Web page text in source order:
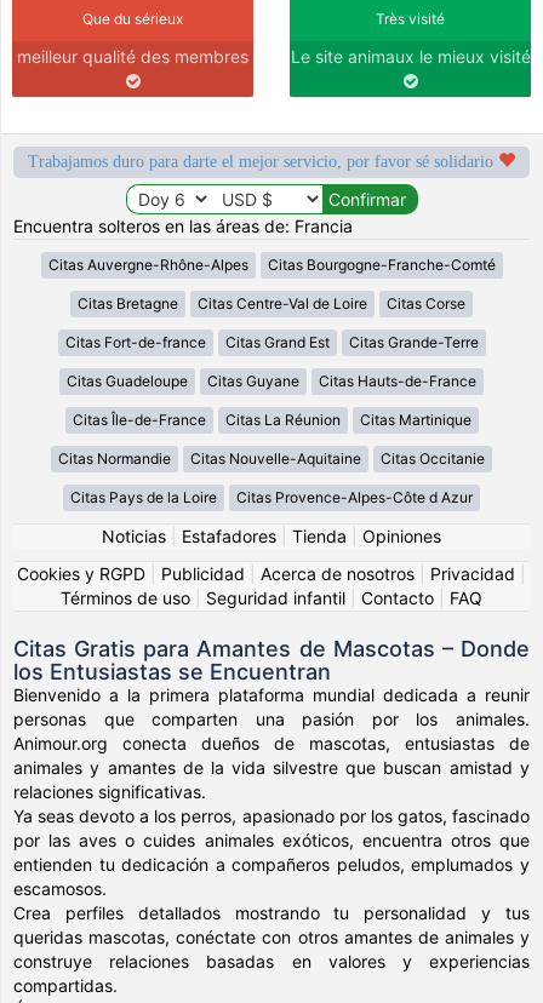
Que du sérieux
meilleur qualité des membres
Très visité
Le site animaux le mieux visité
Trabajamos duro para darte el mejor servicio, por favor sé solidario
Encuentra solteros en las áreas de: Francia
Citas Auvergne-Rhône-Alpes Citas Bourgogne-Franche-Comté
Citas Bretagne Citas Centre-Val de Loire Citas Corse
Citas Fort-de-france Citas Grand Est Citas Grande-Terre
Citas Guadeloupe Citas Guyane Citas Hauts-de-France
Citas Île-de-France Citas La Réunion Citas Martinique
Citas Normandie Citas Nouvelle-Aquitaine Citas Occitanie
Citas Pays de la Loire Citas Provence-Alpes-Côte d Azur
Noticias Estafadores Tienda
Opiniones
Cookies y RGPD
Publicidad Acerca de nosotros Privacidad
Términos de uso
Seguridad infantil Contacto FAQ
Citas Gratis para Amantes de Mascotas – Donde
los Entusiastas se Encuentran
Bienvenido a la primera plataforma mundial dedicada a reunir
personas que comparten una pasión por los animales.
Animour.org conecta dueños de mascotas, entusiastas de
animales y amantes de la vida silvestre que buscan amistad y
relaciones significativas.
Ya seas devoto a los perros, apasionado por los gatos, fascinado
por las aves o cuides animales exóticos, encuentra otros que
entienden tu dedicación a compañeros peludos, emplumados y
escamosos.
Crea perfiles detallados mostrando tu personalidad y tus
queridas mascotas, conéctate con otros amantes de animales y
construye relaciones basadas en valores y experiencias
compartidas.